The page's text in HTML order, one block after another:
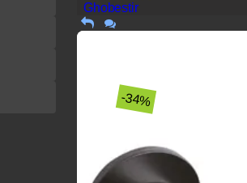
Ghobestir
-34%